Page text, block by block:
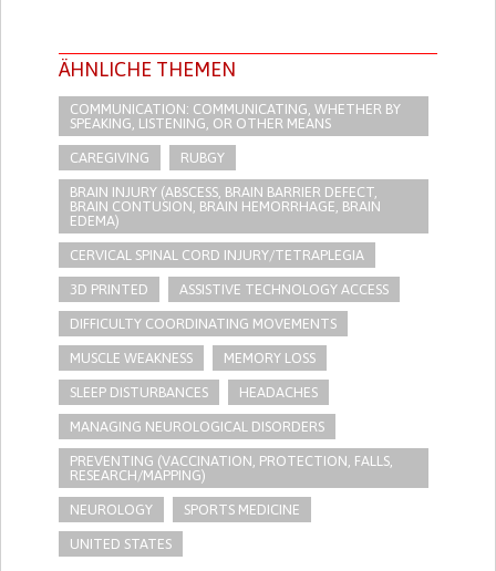
ÄHNLICHE THEMEN
COMMUNICATION: COMMUNICATING, WHETHER BY
SPEAKING, LISTENING, OR OTHER MEANS
CAREGIVING RUBGY
BRAIN INJURY (ABSCESS, BRAIN BARRIER DEFECT,
BRAIN CONTUSION, BRAIN HEMORRHAGE, BRAIN
EDEMA)
CERVICAL SPINAL CORD INJURY/TETRAPLEGIA
3D PRINTED ASSISTIVE TECHNOLOGY ACCESS
DIFFICULTY COORDINATING MOVEMENTS
MUSCLE WEAKNESS MEMORY LOSS
SLEEP DISTURBANCES HEADACHES
MANAGING NEUROLOGICAL DISORDERS
PREVENTING (VACCINATION, PROTECTION, FALLS,
RESEARCH/MAPPING)
NEUROLOGY SPORTS MEDICINE
UNITED STATES